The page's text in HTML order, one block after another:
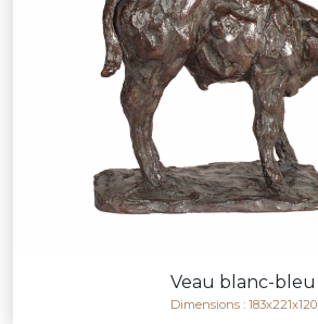
Veau blanc-bleu
Dimensions : 183x221x120